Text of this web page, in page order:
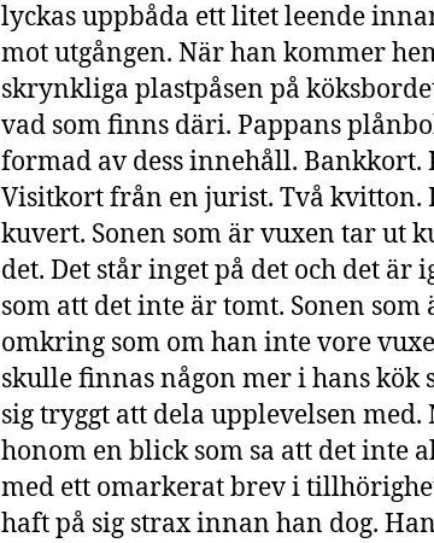
lyckas uppbåda ett litet leende
mot utgången. När han kommer
skrynkliga plastpåsen på
vad som finns däri. Pappans
formad av dess innehåll. Bankkort.
Visitkort från en jurist. Två kvitton.
kuvert. Sonen som är vuxen tar ut
det. Det står inget på det och det är
som att det inte är tomt. Sonen
omkring som om han inte vore
skulle finnas någon mer i hans kök
sig tryggt att dela upplevelsen med.
honom en blick som sa att det inte
med ett omarkerat brev i
haft på sig strax innan han dog.